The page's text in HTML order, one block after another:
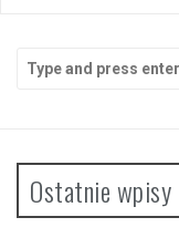
for:
Ostatnie wpisy